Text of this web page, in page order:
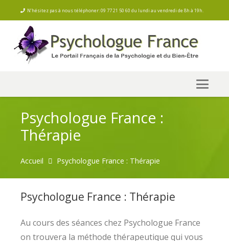
N’hésitez pas à nous téléphoner: 09 77 21 50 60 du lundi au vendredi de 8h à 19h.
Psychologue France :
Thérapie
Accueil Psychologue France : Thérapie
Psychologue France : Thérapie
Au cours des séances chez Psychologue France
on trouvera la méthode thérapeutique qui vous